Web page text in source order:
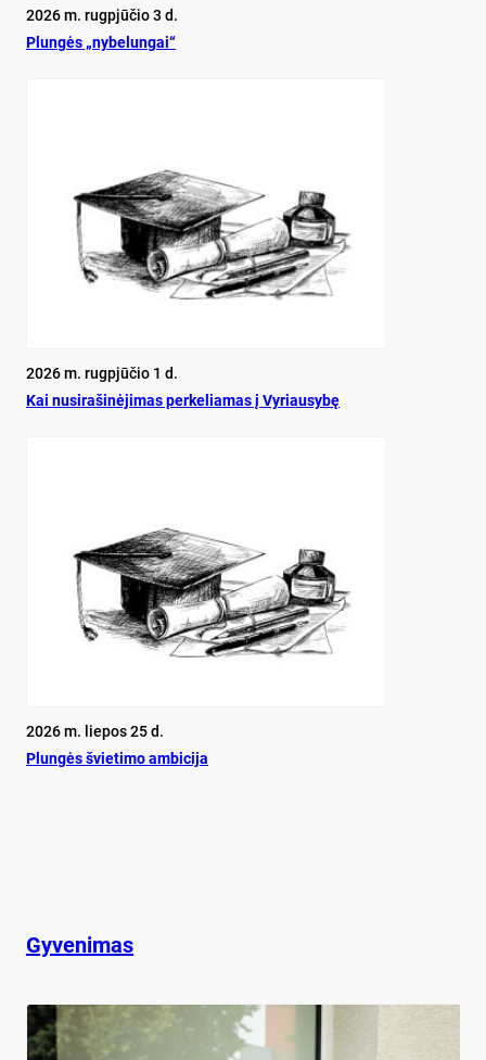
2026 m. rugpjūčio 3 d.
Plun­gės „ny­be­lun­gai“
2026 m. rugpjūčio 1 d.
Kai nu­si­ra­ši­nė­ji­mas per­ke­lia­mas į Vy­riau­sy­bę
2026 m. liepos 25 d.
Plun­gės švie­ti­mo am­bi­ci­ja
Gyvenimas